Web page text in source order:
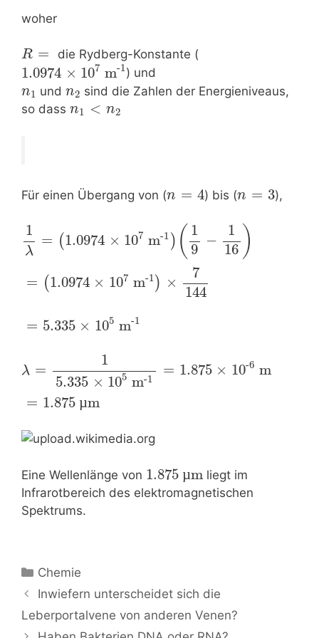
woher
R = die Rydberg-Konstante (
1.0974 × 107 lm-1) und
n1 undn2 sind die Zahlen der Energieniveaus,
so dass n1 < n2
Für einen Übergang von (n = 4) bis (n = 3),
1
λ
= (1.0974 × 107 lm-1 ) ( 1
9
−
1
16 )
= (1.0974 × 107 lm-1 ) ×
7
144
= 5.335 × 105 lm-1
λ =
1
5.335 × 105 lm-1
= 1.875 × 10-6 m
= 1.875 µm
Eine Wellenlänge von 1.875 µm liegt im
Infrarotbereich des elektromagnetischen
Spektrums.
Kategorien
Chemie
Beitrags-
Navigation
Inwiefern unterscheidet sich die
Leberportalvene von anderen Venen?